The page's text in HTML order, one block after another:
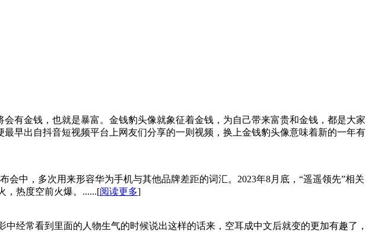
有金钱，也就是暴富。金钱豹头像就象征着金钱，为自己带来富贵和金钱，都是大家
早出自抖音短视频平台上网友们分享的一则视频，换上金钱豹头像意味着新的一年有
中，多次用来形容华为手机与其他品牌差距的词汇。2023年8月底，“遥遥领先”相关
，热度空前火爆。......[阅读更多]
经常看到里面的人物生气的时候说出这样的话来，空耳成中文后就变的更加有趣了，